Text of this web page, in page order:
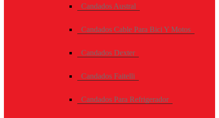
Candados Austral
Candados Cable Para Bici Y Motos
Candados Dexter
Candados Faitelli
Candados Para Refrigerador